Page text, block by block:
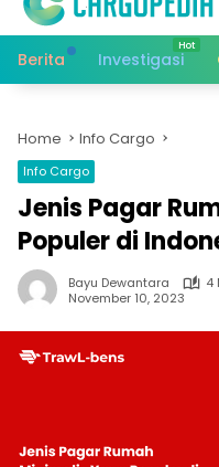
Berita Investigasi
Home Info Cargo
Info Cargo
Jenis Pagar
Populer di
Bayu Dewantara
4
November 10, 2023